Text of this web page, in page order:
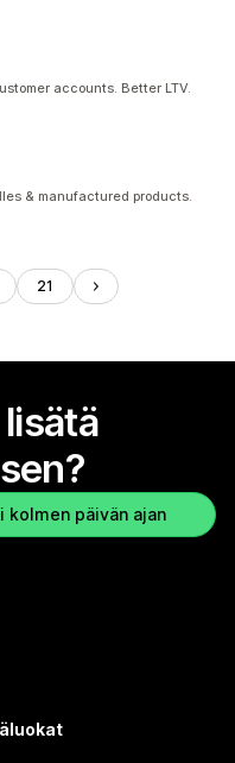
accounts. Better LTV.
& manufactured products.
21
kolmen päivän ajan